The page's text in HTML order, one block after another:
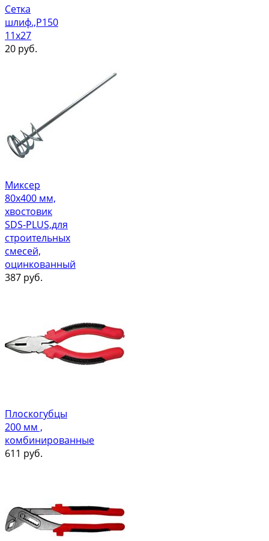
Сетка
шлиф.,Р150
11х27
20 руб.
Миксер
80х400 мм,
хвостовик
SDS-PLUS,для
строительных
смесей,
оцинкованный
387 руб.
Плоскогубцы
200 мм ,
комбинированные
611 руб.